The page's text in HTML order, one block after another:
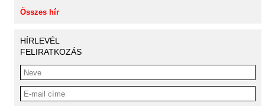
Összes hír
HÍRLEVÉL
FELIRATKOZÁS